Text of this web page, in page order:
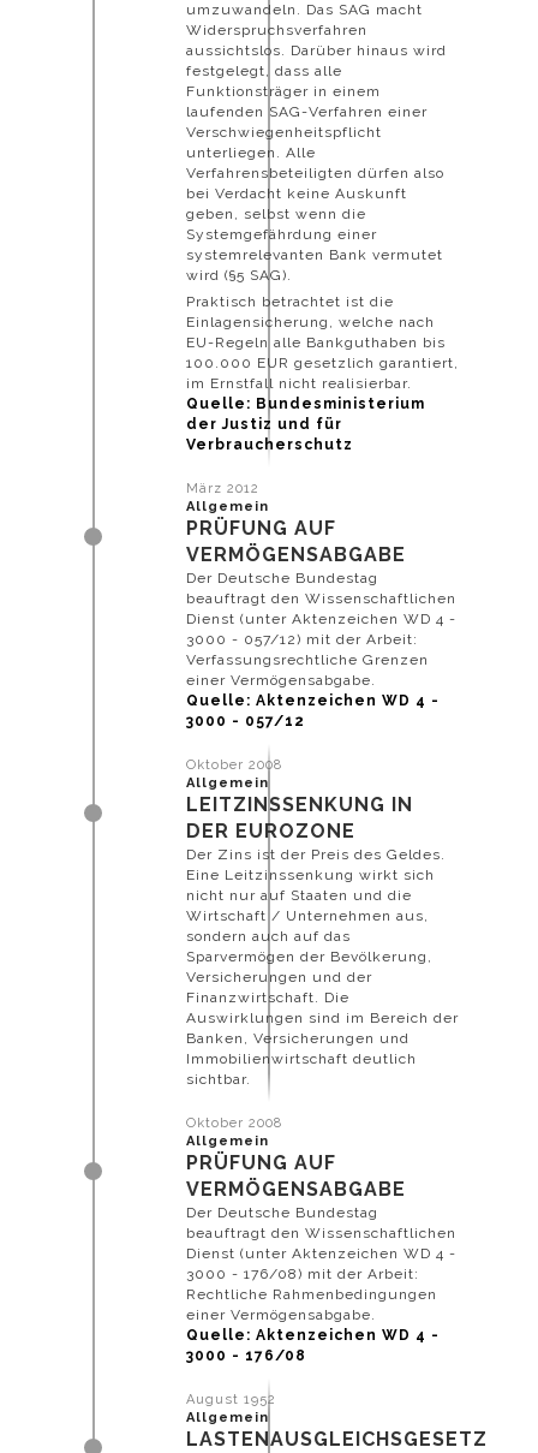
umzuwandeln. Das SAG macht
Widerspruchsverfahren
aussichtslos. Darüber hinaus wird
festgelegt, dass alle
Funktionsträger in einem
laufenden SAG-Verfahren einer
Verschwiegenheitspflicht
unterliegen. Alle
Verfahrensbeteiligten dürfen also
bei Verdacht keine Auskunft
geben, selbst wenn die
Systemgefährdung einer
systemrelevanten Bank vermutet
wird (§5 SAG).
Praktisch betrachtet ist die
Einlagensicherung, welche nach
EU-Regeln alle Bankguthaben bis
100.000 EUR gesetzlich garantiert,
im Ernstfall nicht realisierbar.
Quelle: Bundesministerium
der Justiz und für
Verbraucherschutz
März 2012
Allgemein
PRÜFUNG AUF
VERMÖGENSABGABE
Der Deutsche Bundestag
beauftragt den Wissenschaftlichen
Dienst (unter Aktenzeichen WD 4 -
3000 - 057/12) mit der Arbeit:
Verfassungsrechtliche Grenzen
einer Vermögensabgabe.
Quelle: Aktenzeichen WD 4 -
3000 - 057/12
Oktober 2008
Allgemein
LEITZINSSENKUNG IN
DER EUROZONE
Der Zins ist der Preis des Geldes.
Eine Leitzinssenkung wirkt sich
nicht nur auf Staaten und die
Wirtschaft / Unternehmen aus,
sondern auch auf das
Sparvermögen der Bevölkerung,
Versicherungen und der
Finanzwirtschaft. Die
Auswirklungen sind im Bereich der
Banken, Versicherungen und
Immobilienwirtschaft deutlich
sichtbar.
Oktober 2008
Allgemein
PRÜFUNG AUF
VERMÖGENSABGABE
Der Deutsche Bundestag
beauftragt den Wissenschaftlichen
Dienst (unter Aktenzeichen WD 4 -
3000 - 176/08) mit der Arbeit:
Rechtliche Rahmenbedingungen
einer Vermögensabgabe.
Quelle: Aktenzeichen WD 4 -
3000 - 176/08
August 1952
Allgemein
LASTENAUSGLEICHSGESETZ